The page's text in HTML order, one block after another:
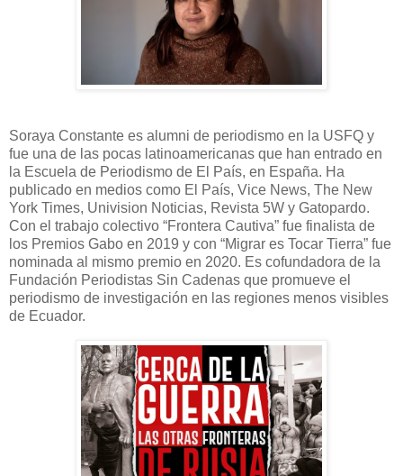
Soraya Constante es alumni de periodismo en la USFQ y
fue una de las pocas latinoamericanas que han entrado en
la Escuela de Periodismo de El País, en España. Ha
publicado en medios como El País, Vice News, The New
York Times, Univision Noticias, Revista 5W y Gatopardo.
Con el trabajo colectivo “Frontera Cautiva” fue finalista de
los Premios Gabo en 2019 y con “Migrar es Tocar Tierra” fue
nominada al mismo premio en 2020. Es cofundadora de la
Fundación Periodistas Sin Cadenas que promueve el
periodismo de investigación en las regiones menos visibles
de Ecuador.